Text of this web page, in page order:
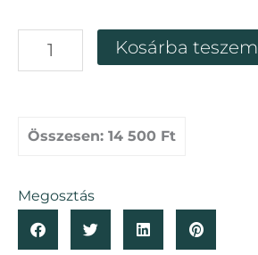
díszüveges
magas
Kosárba teszem
Összesen: 14 500 Ft
Megosztás